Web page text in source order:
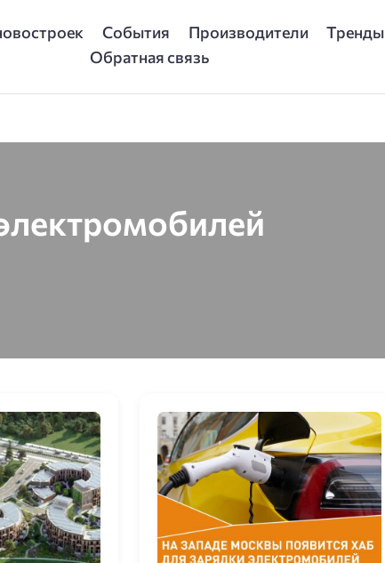
События Производители Тренды
Обратная связь